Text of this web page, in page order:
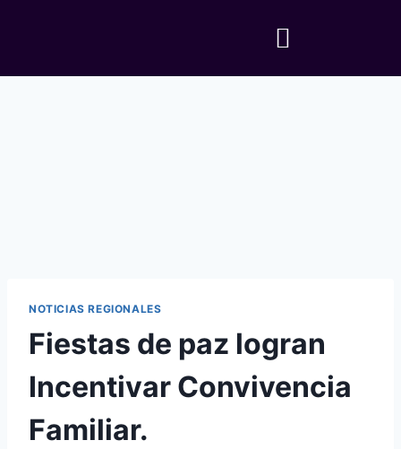
NOTICIAS REGIONALES
Fiestas de paz logran
Incentivar Convivencia
Familiar.